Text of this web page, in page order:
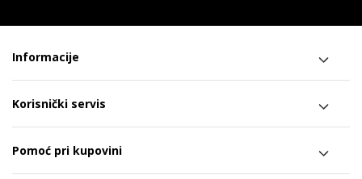
Informacije
Korisnički servis
Pomoć pri kupovini